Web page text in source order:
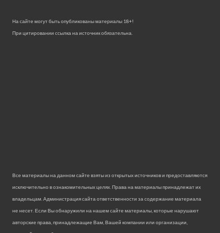
На сайте могут быть опубликованы материалы 18+!
При цитировании ссылка на источник обязательна.
Все материалы на данном сайте взяты из открытых источников и предоставляются
исключительно в ознакомительных целях. Права на материалы принадлежат их
владельцам. Администрация сайта ответственности за содержание материала
не несет. Если Вы обнаружили на нашем сайте материалы, которые нарушают
авторские права, принадлежащие Вам, Вашей компании или организации,